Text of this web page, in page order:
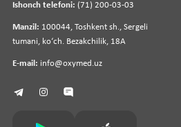
Ishonch telefoni: (71) 200-03-03
Manzil: 100044, Toshkent sh., Sergeli
tumani, koʻch. Bezakchilik, 18A
E-mail: info@oxymed.uz